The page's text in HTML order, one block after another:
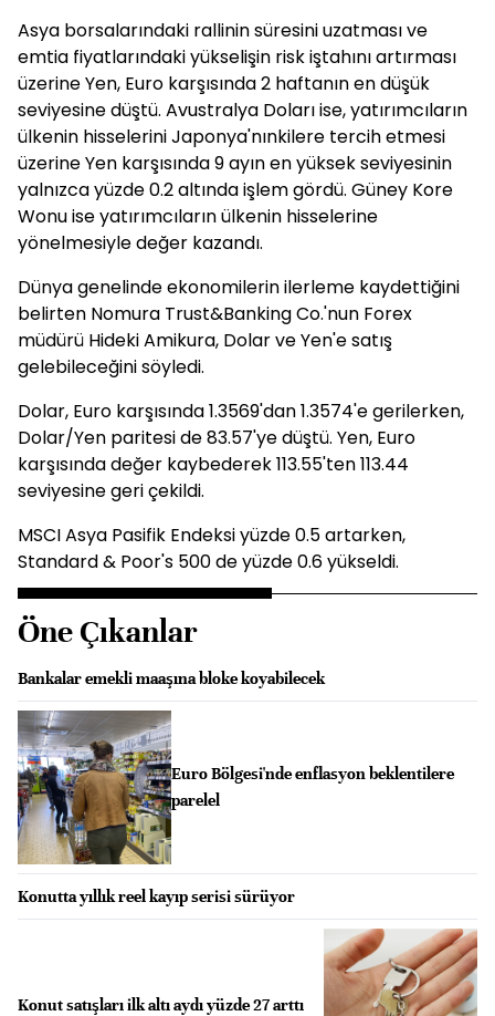
Asya borsalarındaki rallinin süresini uzatması ve
emtia fiyatlarındaki yükselişin risk iştahını artırması
üzerine Yen, Euro karşısında 2 haftanın en düşük
seviyesine düştü. Avustralya Doları ise, yatırımcıların
ülkenin hisselerini Japonya'nınkilere tercih etmesi
üzerine Yen karşısında 9 ayın en yüksek seviyesinin
yalnızca yüzde 0.2 altında işlem gördü. Güney Kore
Wonu ise yatırımcıların ülkenin hisselerine
yönelmesiyle değer kazandı.
Dünya genelinde ekonomilerin ilerleme kaydettiğini
belirten Nomura Trust&Banking Co.'nun Forex
müdürü Hideki Amikura, Dolar ve Yen'e satış
gelebileceğini söyledi.
Dolar, Euro karşısında 1.3569'dan 1.3574'e gerilerken,
Dolar/Yen paritesi de 83.57'ye düştü. Yen, Euro
karşısında değer kaybederek 113.55'ten 113.44
seviyesine geri çekildi.
MSCI Asya Pasifik Endeksi yüzde 0.5 artarken,
Standard & Poor's 500 de yüzde 0.6 yükseldi.
Öne Çıkanlar
Bankalar emekli maaşına bloke koyabilecek
Euro Bölgesi'nde enflasyon beklentilere
parelel
Konutta yıllık reel kayıp serisi sürüyor
Konut satışları ilk altı aydı yüzde 27 arttı